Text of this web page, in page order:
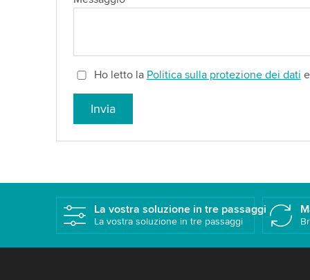
Ho letto la Politica sulla protezione dei dati
Invia
La vostra soluzione in tre passaggi
La vostra soluzione in tre passaggi